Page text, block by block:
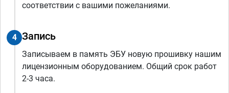
соответствии с вашими пожеланиями.
4 Запись
Записываем в память ЭБУ новую прошивку нашим
лицензионным оборудованием. Общий срок работ
2-3 часа.